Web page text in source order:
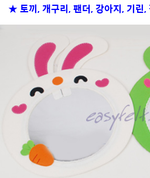
★ 토끼, 개구리, 팬더, 강아지, 기린